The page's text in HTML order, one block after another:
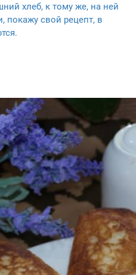
хлеб, к тому же, на ней
покажу свой рецепт, в